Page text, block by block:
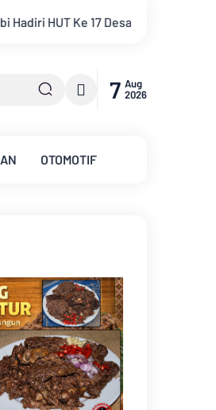
Menuju Desa Mandiri 2026
7 Aug
2026
OTOMOTIF